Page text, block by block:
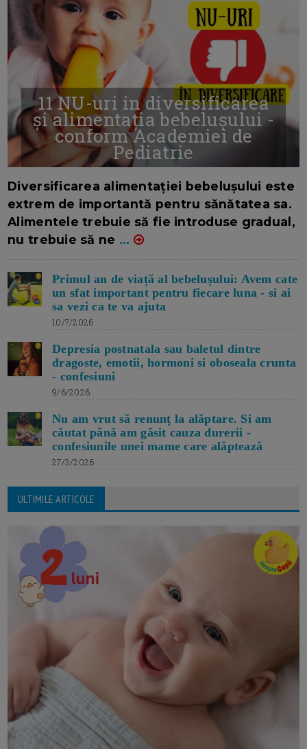
11 NU-uri in diversificarea
și alimentația bebelușului -
conform Academiei de
Pediatrie
Diversificarea alimentației bebelușului este
extrem de importantă pentru sănătatea sa.
Alimentele trebuie să fie introduse gradual,
nu trebuie să ne ...
Primul an de viață al bebelușului: Avem cate
un sfat important pentru fiecare luna - si ai
sa vezi ca te va ajuta
10/7/2026
Depresia postnatala sau baletul dintre
dragoste, emotii, hormoni si oboseala crunta
- confesiuni
9/6/2026
Nu am vrut să renunț la alăptare. Si am
căutat până am găsit cauza durerii -
confesiunile unei mame care alăptează
27/3/2026
ULTIMILE ARTICOLE